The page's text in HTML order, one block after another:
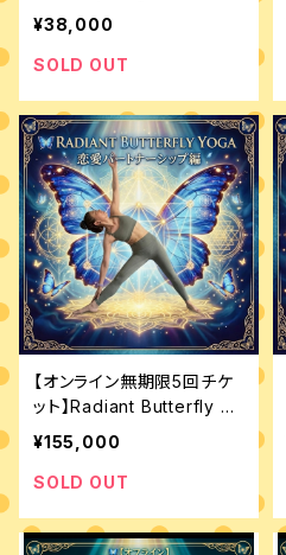
トナーシップ編60分
¥38,000
SOLD OUT
【オンライン無期限5回チケ
ット】Radiant Butterfly Yo
ga 恋愛・パートナーシップ
¥155,000
SOLD OUT